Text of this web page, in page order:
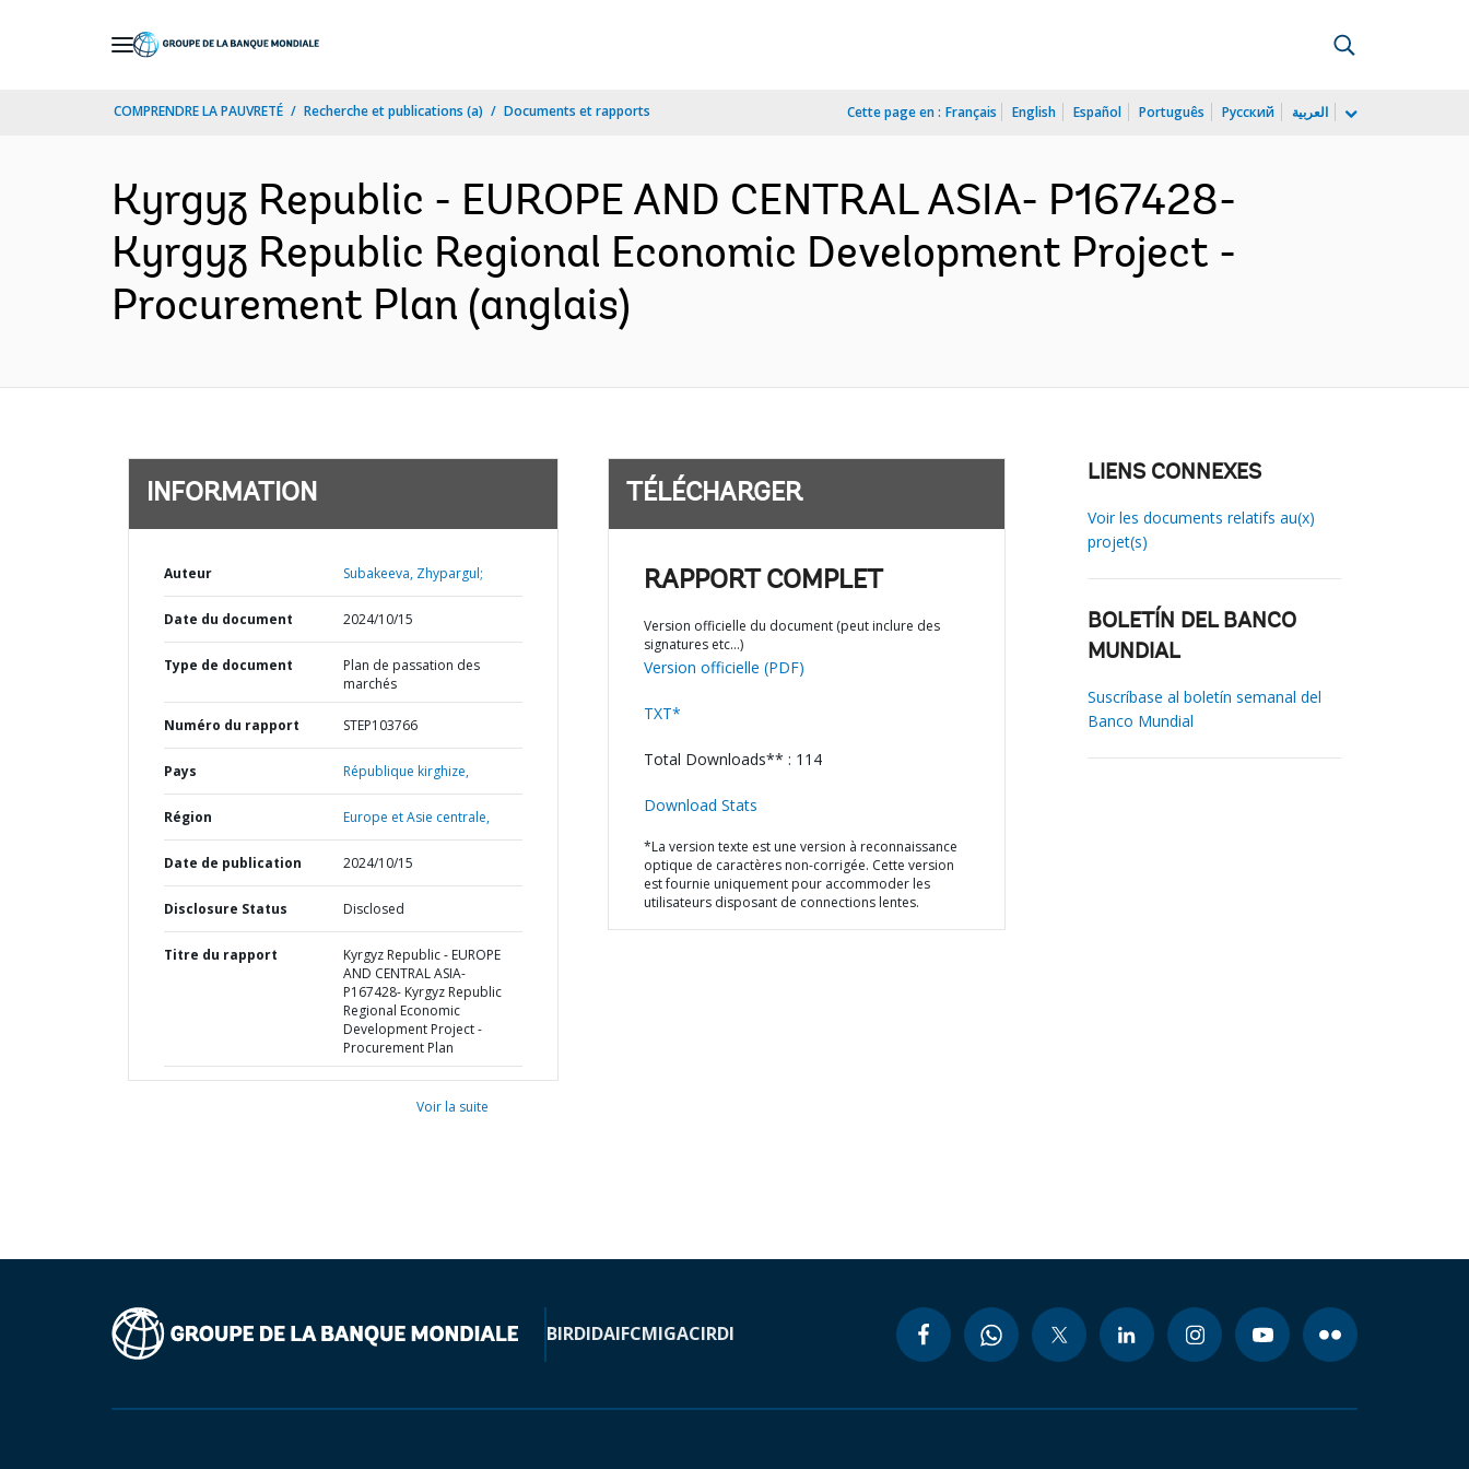
COMPRENDRE LA PAUVRETÉ Recherche et publications (a) Documents et rapports Cette page en : Français English Español Português Русский العربية
Kyrgyz Republic - EUROPE AND CENTRAL ASIA- P167428-
Kyrgyz Republic Regional Economic Development Project -
Procurement Plan (anglais)
INFORMATION
Auteur Subakeeva, Zhypargul;
Date du document 2024/10/15
Type de document
Plan de passation des
marchés
Numéro du rapport STEP103766
Pays République kirghize,
Région Europe et Asie centrale,
Date de publication 2024/10/15
Disclosure Status Disclosed
Titre du rapport
Kyrgyz Republic - EUROPE
AND CENTRAL ASIA-
P167428- Kyrgyz Republic
Regional Economic
Development Project -
Procurement Plan
Voir la suite
TÉLÉCHARGER
RAPPORT COMPLET
Version officielle du document (peut inclure des
signatures etc…)
Version officielle (PDF)
TXT*
Total Downloads** : 114
Download Stats
*La version texte est une version à reconnaissance
optique de caractères non-corrigée. Cette version
est fournie uniquement pour accommoder les
utilisateurs disposant de connections lentes.
LIENS CONNEXES
Voir les documents relatifs au(x)
projet(s)
BOLETÍN DEL BANCO
MUNDIAL
Suscríbase al boletín semanal del
Banco Mundial
BIRDIDAIFCMIGACIRDI